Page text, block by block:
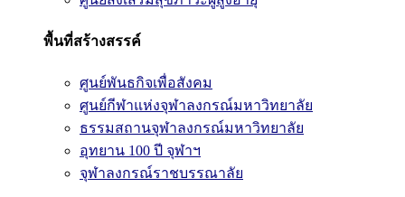
พื้นที่สร้างสรรค์
ศูนย์พันธกิจเพื่อสังคม
ศูนย์กีฬาแห่งจุฬาลงกรณ์มหาวิทยาลัย
ธรรมสถานจุฬาลงกรณ์มหาวิทยาลัย
อุทยาน 100 ปี จุฬาฯ
จุฬาลงกรณ์ราชบรรณาลัย